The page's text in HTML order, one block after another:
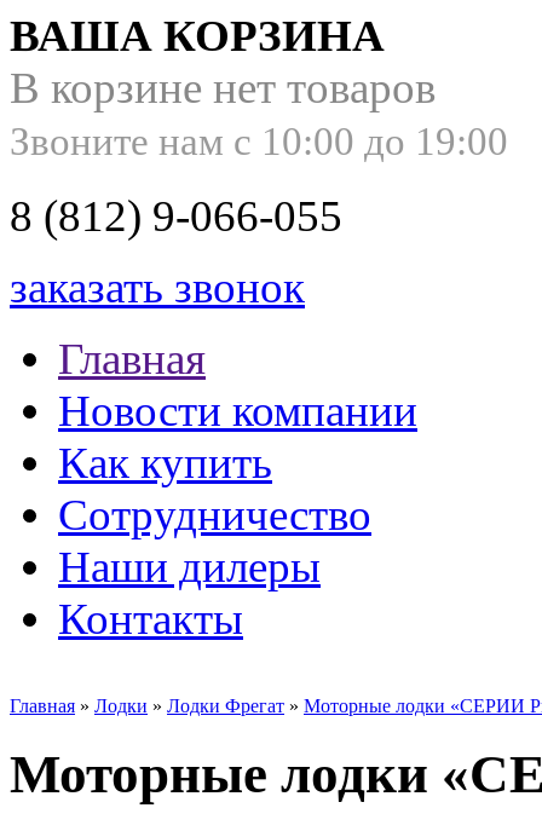
ВАША КОРЗИНА
В корзине нет товаров
Звоните нам с 10:00 до 19:00
8 (812) 9-066-055
заказать звонок
Главная
Новости компании
Как купить
Сотрудничество
Наши дилеры
Контакты
Главная » Лодки » Лодки Фрегат » Моторные лодки «СЕРИИ
Моторные лодки